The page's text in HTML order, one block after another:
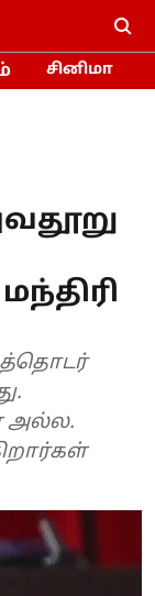
சினிமா
அல்ல.